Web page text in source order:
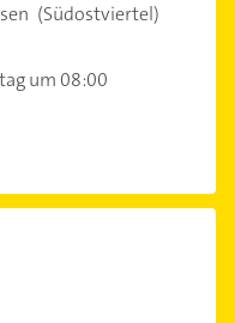
(Südostviertel)
um 08:00